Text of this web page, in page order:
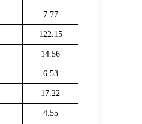
7.77
122.15
14.56
6.53
17.22
4.55